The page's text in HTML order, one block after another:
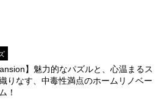
】魅力的なパズルと、心温まるス
りなす、中毒性満点のホームリノベー
！